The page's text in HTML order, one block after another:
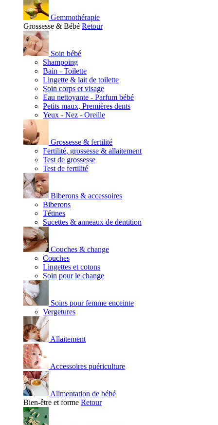
Gemmothérapie
Grossesse & Bébé Retour
Soin bébé
Shampoing
Bain - Toilette
Lingette & lait de toilette
Soin corps et visage
Eau nettoyante - Parfum bébé
Petits maux, Premières dents
Yeux - Nez - Oreille
Grossesse & fertilité
Fertilité, grossesse & allaitement
Test de grossesse
Test de fertilité
Biberons & accessoires
Biberons
Tétines
Sucettes & anneaux de dentition
Couches & change
Couches
Lingettes et cotons
Soin pour le change
Soins pour femme enceinte
Vergetures
Allaitement
Accessoires puériculture
Alimentation de bébé
Bien-être et forme Retour